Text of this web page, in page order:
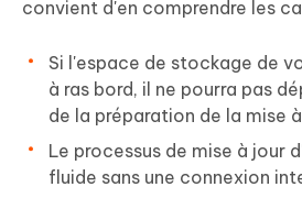
convient d'en comprendre les
Si l'espace de stockage de
à ras bord, il ne pourra pas
de la préparation de la mise à
Le processus de mise à jour
fluide sans une connexion